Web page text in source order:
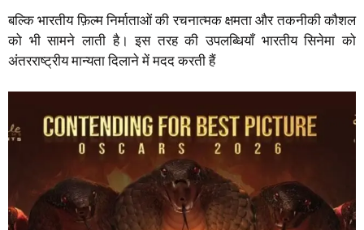
बल्कि भारतीय फ़िल्म निर्माताओं की रचनात्मक क्षमता और तकनीकी कौशल
को भी सामने लाती है। इस तरह की उपलब्धियाँ भारतीय सिनेमा को
अंतरराष्ट्रीय मान्यता दिलाने में मदद करती हैं